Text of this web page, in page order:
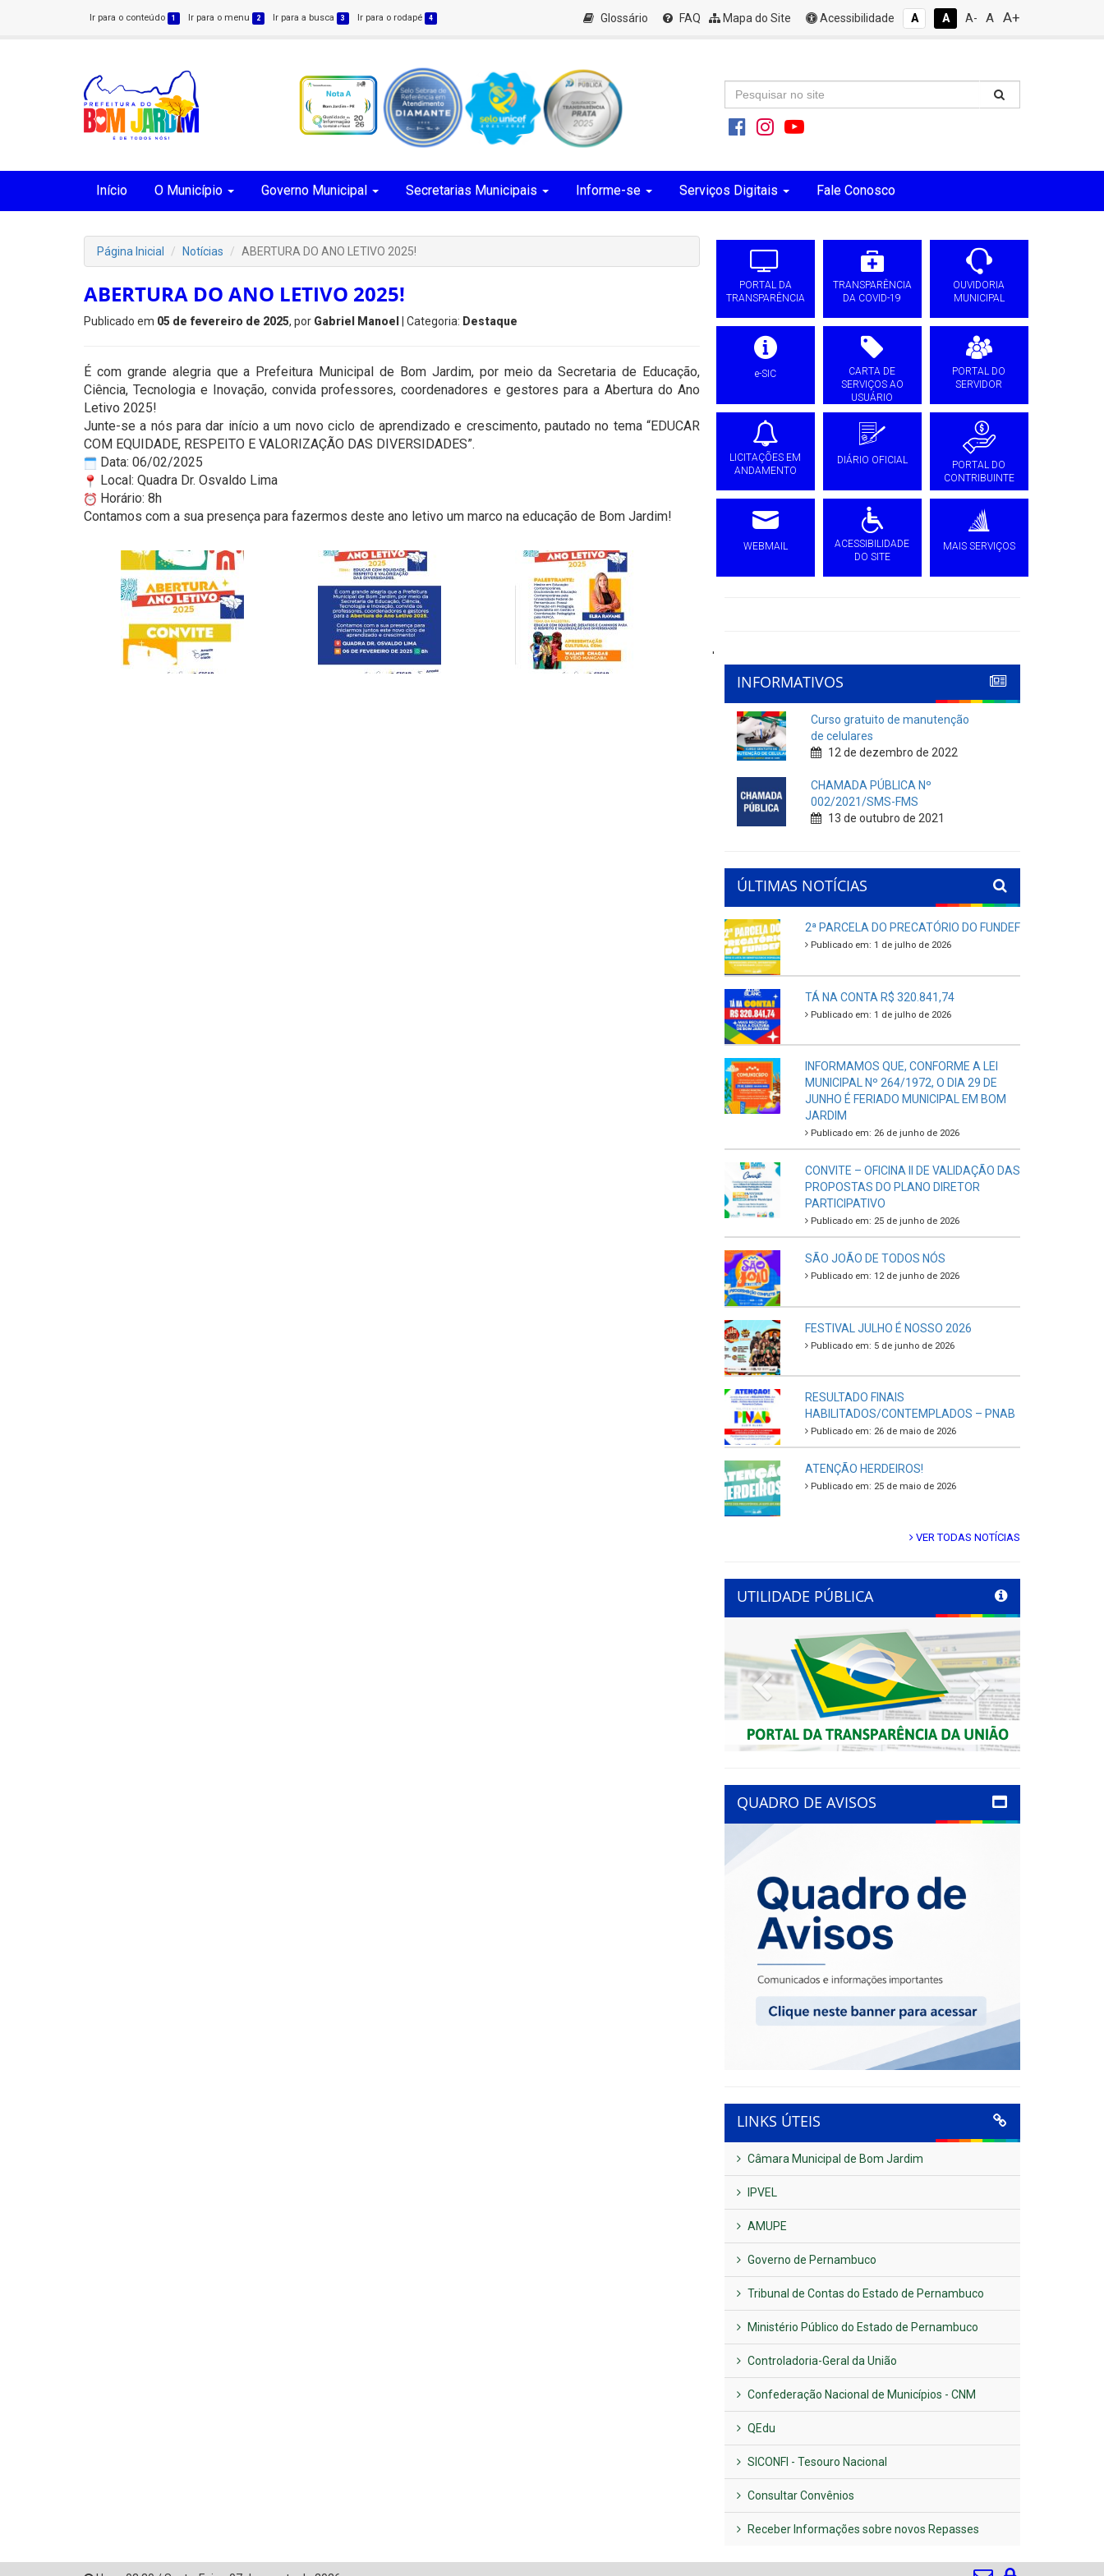
Ir para o conteúdo 1 Ir para o menu 2 Ir para a busca 3 Ir para o rodapé 4 Glossário FAQ Mapa do Site Acessibilidade A A A- A A+
Início O Município Governo Municipal Secretarias Municipais Informe-se Serviços Digitais Fale Conosco
Página Inicial Notícias ABERTURA DO ANO LETIVO 2025!
ABERTURA DO ANO LETIVO 2025!
Publicado em 05 de fevereiro de 2025, por Gabriel Manoel | Categoria: Destaque
É com grande alegria que a Prefeitura Municipal de Bom Jardim, por meio da Secretaria de Educação,
Ciência, Tecnologia e Inovação, convida professores, coordenadores e gestores para a Abertura do Ano
Letivo 2025!
Junte-se a nós para dar início a um novo ciclo de aprendizado e crescimento, pautado no tema “EDUCAR
COM EQUIDADE, RESPEITO E VALORIZAÇÃO DAS DIVERSIDADES”.
Data: 06/02/2025
Local: Quadra Dr. Osvaldo Lima
Horário: 8h
Contamos com a sua presença para fazermos deste ano letivo um marco na educação de Bom Jardim!
PORTAL DA
TRANSPARÊNCIA
TRANSPARÊNCIA
DA COVID-19
OUVIDORIA
MUNICIPAL
e-SIC
CARTA DE
SERVIÇOS AO
USUÁRIO
PORTAL DO
SERVIDOR
LICITAÇÕES EM
ANDAMENTO
DIÁRIO OFICIAL
PORTAL DO
CONTRIBUINTE
WEBMAIL
ACESSIBILIDADE
DO SITE
MAIS SERVIÇOS
'
INFORMATIVOS
Curso gratuito de manutenção
de celulares
12 de dezembro de 2022
CHAMADA PÚBLICA Nº
002/2021/SMS-FMS
13 de outubro de 2021
ÚLTIMAS NOTÍCIAS
2ª PARCELA DO PRECATÓRIO DO FUNDEF
Publicado em: 1 de julho de 2026
TÁ NA CONTA R$ 320.841,74
Publicado em: 1 de julho de 2026
INFORMAMOS QUE, CONFORME A LEI
MUNICIPAL Nº 264/1972, O DIA 29 DE
JUNHO É FERIADO MUNICIPAL EM BOM
JARDIM
Publicado em: 26 de junho de 2026
CONVITE – OFICINA II DE VALIDAÇÃO DAS
PROPOSTAS DO PLANO DIRETOR
PARTICIPATIVO
Publicado em: 25 de junho de 2026
SÃO JOÃO DE TODOS NÓS
Publicado em: 12 de junho de 2026
FESTIVAL JULHO É NOSSO 2026
Publicado em: 5 de junho de 2026
RESULTADO FINAIS
HABILITADOS/CONTEMPLADOS – PNAB
Publicado em: 26 de maio de 2026
ATENÇÃO HERDEIROS!
Publicado em: 25 de maio de 2026
VER TODAS NOTÍCIAS
UTILIDADE PÚBLICA
Previous Next
QUADRO DE AVISOS
LINKS ÚTEIS
Câmara Municipal de Bom Jardim
IPVEL
AMUPE
Governo de Pernambuco
Tribunal de Contas do Estado de Pernambuco
Ministério Público do Estado de Pernambuco
Controladoria-Geral da União
Confederação Nacional de Municípios - CNM
QEdu
SICONFI - Tesouro Nacional
Consultar Convênios
Receber Informações sobre novos Repasses